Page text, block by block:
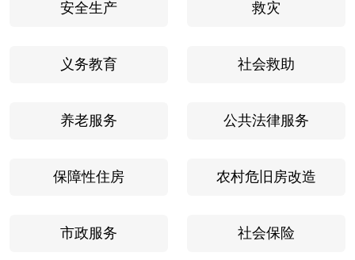
安全生产 救灾
义务教育 社会救助
养老服务 公共法律服务
保障性住房 农村危旧房改造
市政服务 社会保险